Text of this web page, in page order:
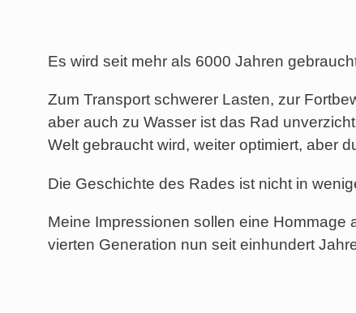
Es wird seit mehr als 6000 Jahren
Zum Transport schwerer Lasten, zur
aber auch zu Wasser ist das Rad
Welt gebraucht wird, weiter optimiert, aber
Die Geschichte des Rades ist nicht in
Meine Impressionen sollen eine
vierten Generation nun seit einhundert